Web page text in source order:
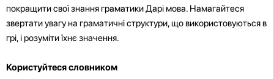
покращити свої знання граматики Дарі мова. Намагайтеся
звертати увагу на граматичні структури, що використовуються в
грі, і розуміти їхнє значення.
Користуйтеся словником